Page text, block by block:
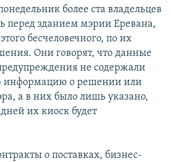
более ста владельцев
перед зданием мэрии Еревана,
бесчеловечного, по их
Они говорят, что данные
не содержали
информацию о решении или
а в них было лишь указано,
их киоск будет
о поставках, бизнес-